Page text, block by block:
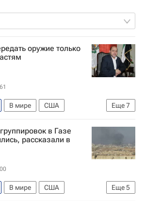
оружие только
Еще7
В мире
США
Дональд Трамп
ХАМАС
администрация
в Газе
рассказали в
Еще5
В мире
США